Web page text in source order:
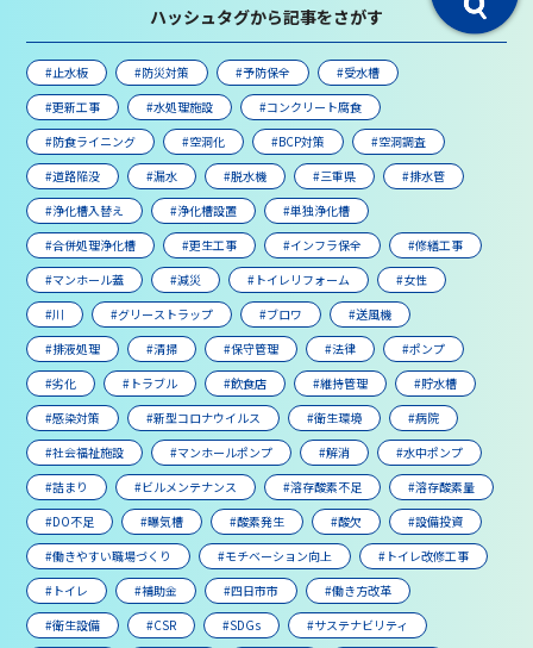
ハッシュタグから記事をさがす
#止水板 #防災対策 #予防保全
#受水槽
#更新工事
#水処理施設
#コンクリート腐食
#防食ライニング
#空洞化 #BCP対策
#空洞調査
#道路陥没
#漏水 #脱水機 #三重県
#排水管
#浄化槽入替え
#浄化槽設置
#単独浄化槽
#合併処理浄化槽
#更生工事 #インフラ保全
#修繕工事
#マンホール蓋
#減災 #トイレリフォーム
#女性
#川
#グリーストラップ #ブロワ
#送風機
#排液処理
#清掃 #保守管理 #法律
#ポンプ
#劣化
#トラブル #飲食店 #維持管理
#貯水槽
#感染対策
#新型コロナウイルス #衛生環境
#病院
#社会福祉施設
#マンホールポンプ #解消
#水中ポンプ
#詰まり
#ビルメンテナンス #溶存酸素不足
#溶存酸素量
#DO不足
#曝気槽 #酸素発生 #酸欠
#設備投資
#働きやすい職場づくり
#モチベーション向上
#トイレ改修工事
#トイレ
#補助金 #四日市市
#働き方改革
#衛生設備
#CSR #SDGs
#サステナビリティ